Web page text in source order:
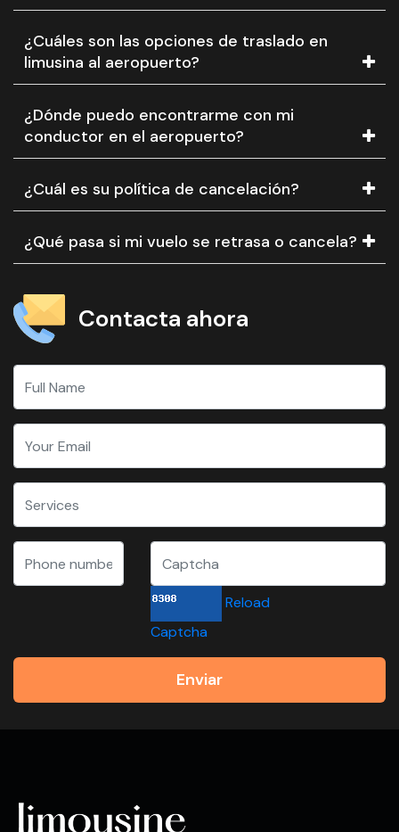
¿Cuáles son las opciones de traslado en
limusina al aeropuerto?
¿Dónde puedo encontrarme con mi
conductor en el aeropuerto?
¿Cuál es su política de cancelación?
¿Qué pasa si mi vuelo se retrasa o cancela?
Contacta ahora
Reload
Captcha
Enviar